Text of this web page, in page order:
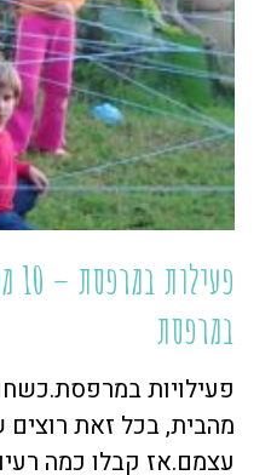
במרפסת
פעילויות
מהבית, בכל זאת רוצים
עצמם.אז קבלו כמה